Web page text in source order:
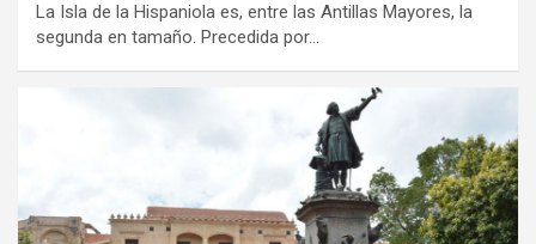
La Isla de la Hispaniola es, entre las Antillas Mayores, la
segunda en tamaño. Precedida por…